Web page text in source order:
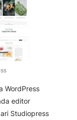
WordPress
editor
Studiopress